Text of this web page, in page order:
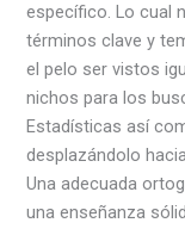
específico.Lo cual
términos clave y
el pelo ser vistos
nichos para los
Estadísticas así­
desplazándolo
Una adecuada
una enseñanza